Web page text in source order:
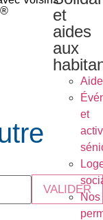
et
aides
aux
et
Nos
VALIDER